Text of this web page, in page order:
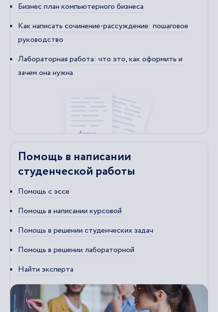
Бизнес план компьютерного бизнеса
Как написать сочинение-рассуждение: пошаговое
руководство
Лабораторная работа: что это, как оформить и
зачем она нужна
Помощь в написании
студенческой работы
Помощь с эссе
Помощь в написании курсовой
Помощь в решении студенческих задач
Помощь в решении лабораторной
Найти эксперта